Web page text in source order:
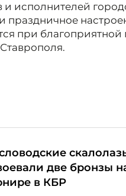
и исполнителей
праздничное
при благоприятной
две бронзы
в КБР